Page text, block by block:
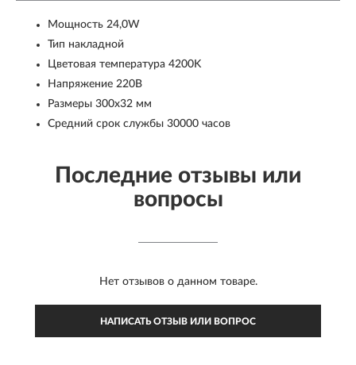
Мощность 24,0W
Тип накладной
Цветовая температура 4200K
Напряжение 220В
Размеры 300x32 мм
Средний срок службы 30000 часов
Последние отзывы или
вопросы
Нет отзывов о данном товаре.
НАПИСАТЬ ОТЗЫВ ИЛИ ВОПРОС